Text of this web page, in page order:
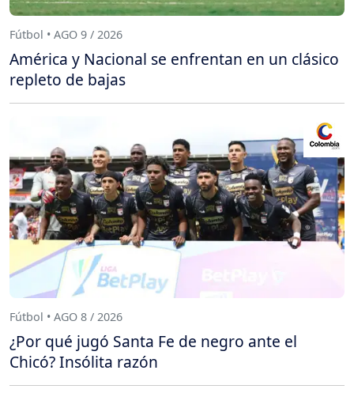
Fútbol • AGO 9 / 2026
América y Nacional se enfrentan en un clásico
repleto de bajas
Fútbol • AGO 8 / 2026
¿Por qué jugó Santa Fe de negro ante el
Chicó? Insólita razón